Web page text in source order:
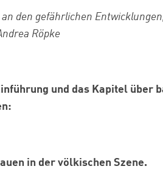
den gefährlichen
Röpke
und das Kapitel über
in der völkischen Szene.